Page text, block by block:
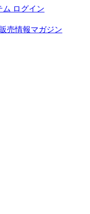
ム ログイン
売情報マガジン